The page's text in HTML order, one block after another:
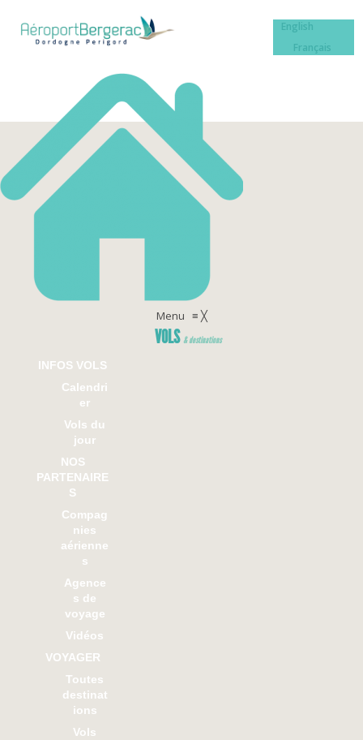
English
Français
Menu ≡╳
VOLS & destinations
INFOS VOLS
Calendri
er
Vols du
jour
NOS
PARTENAIRE
S
Compag
nies
aérienne
s
Agence
s de
voyage
Vidéos
VOYAGER
Toutes
destinat
ions
Vols